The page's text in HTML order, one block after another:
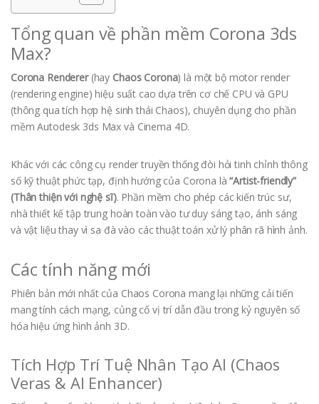
Tổng quan về phần mềm Corona 3ds
Max?
Corona Renderer(hay Chaos Corona) là một bộ motor render
(rendering engine) hiệu suất cao dựa trên cơ chế CPU và GPU
(thông qua tích hợp hệ sinh thái Chaos), chuyên dụng cho phần
mềm Autodesk 3ds Max và Cinema 4D.
Khác với các công cụ render truyền thống đòi hỏi tinh chỉnh thông
số kỹ thuật phức tạp, định hướng của Corona là“Artist-friendly”
(Thân thiện với nghệ sĩ). Phần mềm cho phép các kiến trúc sư,
nhà thiết kế tập trung hoàn toàn vào tư duy sáng tạo, ánh sáng
và vật liệu thay vì sa đà vào các thuật toán xử lý phân rã hình ảnh.
Các tính năng mới
Phiên bản mới nhất của Chaos Corona mang lại những cải tiến
mang tính cách mạng, củng cố vị trí dẫn đầu trong kỷ nguyên số
hóa hiệu ứng hình ảnh 3D.
Tích Hợp Trí Tuệ Nhân Tạo AI (Chaos
Veras & AI Enhancer)